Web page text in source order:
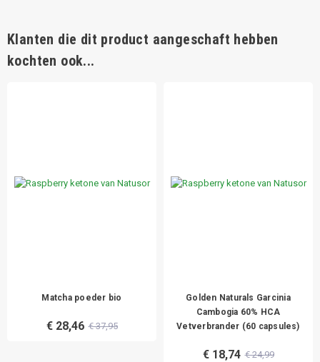
Klanten die dit product aangeschaft hebben
kochten ook...
Matcha poeder bio
€ 28,46 € 37,95
Golden Naturals Garcinia
Cambogia 60% HCA
Vetverbrander (60 capsules)
€ 18,74 € 24,99